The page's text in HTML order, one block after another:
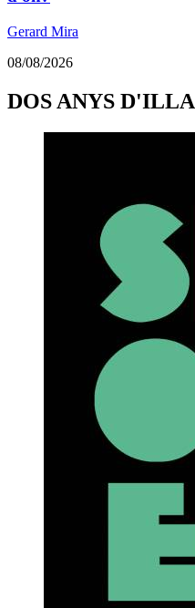
Gerard Mira
08/08/2026
DOS ANYS D'ILLA